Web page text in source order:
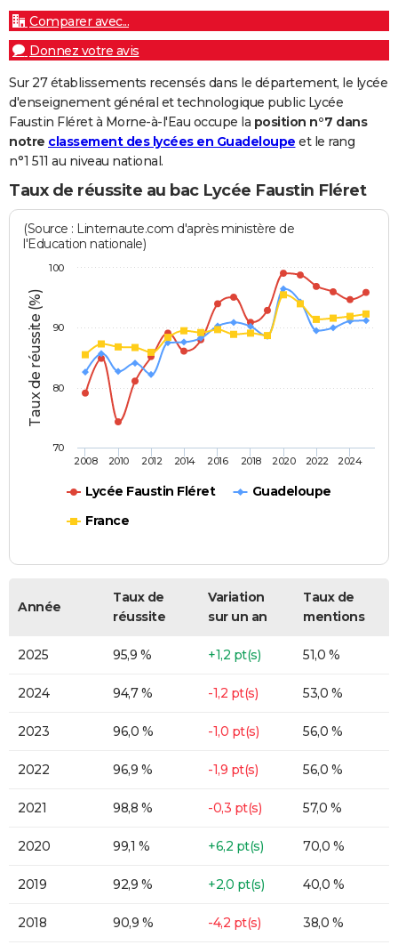
Comparer avec...
Donnez votre avis
Sur 27 établissements recensés dans le département, le lycée
d'enseignement général et technologique public Lycée
Faustin Fléret à Morne-à-l'Eau occupe la position n°7 dans
notre classement des lycées en Guadeloupe et le rang
n°1 511 au niveau national.
Taux de réussite au bac Lycée Faustin Fléret
Taux de réussite (%)
(Source : Linternaute.com d'après ministère de
l'Education nationale)
Lycée Faustin Fléret
Guadeloupe
France
2008 2010 2012 2014 2016 2018 2020 2022 2024
70
80
90
100
Année
Taux de
réussite
Variation
sur un an
Taux de
mentions
2025 95,9 % +1,2 pt(s) 51,0 %
2024 94,7 % -1,2 pt(s) 53,0 %
2023 96,0 % -1,0 pt(s) 56,0 %
2022 96,9 % -1,9 pt(s) 56,0 %
2021 98,8 % -0,3 pt(s) 57,0 %
2020 99,1 % +6,2 pt(s) 70,0 %
2019 92,9 % +2,0 pt(s) 40,0 %
2018 90,9 % -4,2 pt(s) 38,0 %